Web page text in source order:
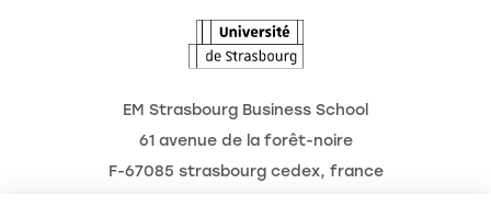
EM Strasbourg Business School
61 avenue de la forêt-noire
F-67085 strasbourg cedex, france